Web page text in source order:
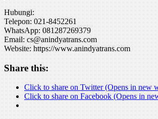
Hubungi:
Telepon: 021-8452261
WhatsApp: 081287269379
Email: cs@anindyatrans.com
Website: https://www.anindyatrans.com
Share this:
Click to share on Twitter (Opens in new
Click to share on Facebook (Opens in